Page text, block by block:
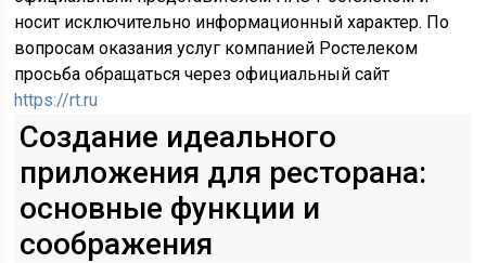
носит исключительно информационный характер. По
вопросам оказания услуг компанией Ростелеком
просьба обращаться через официальный сайт
https://rt.ru
Создание идеального
приложения для ресторана:
основные функции и
соображения